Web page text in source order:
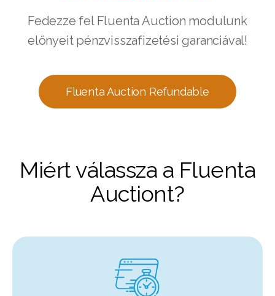
Fedezze fel Fluenta Auction modulunk
előnyeit pénzvisszafizetési garanciával!
Fluenta Auction Refundable
Miért válassza a Fluenta
Auctiont?